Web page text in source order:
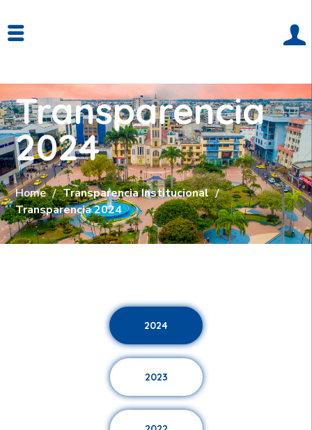
Transparencia
2024
Home
Transparencia Institucional
Transparencia 2024
2024
2023